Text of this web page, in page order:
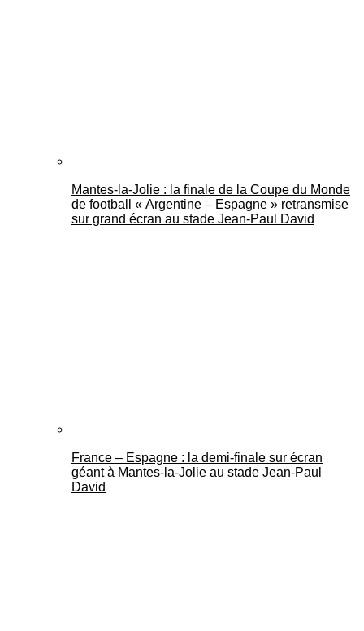
Mantes-la-Jolie : la finale de la Coupe du Monde
de football « Argentine – Espagne » retransmise
sur grand écran au stade Jean-Paul David
France – Espagne : la demi-finale sur écran
géant à Mantes-la-Jolie au stade Jean-Paul
David